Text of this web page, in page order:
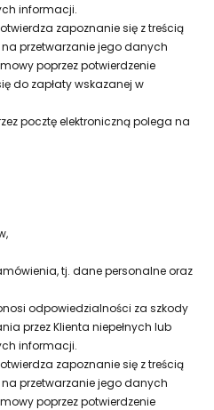
informacji.
zapoznanie się z treścią
przetwarzanie jego danych
poprzez potwierdzenie
do zapłaty wskazanej w
pocztę elektroniczną polega na
tj. dane personalne oraz
odpowiedzialności za szkody
przez Klienta niepełnych lub
informacji.
zapoznanie się z treścią
przetwarzanie jego danych
poprzez potwierdzenie